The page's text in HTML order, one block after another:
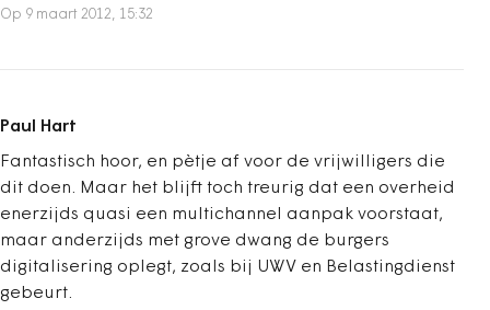
Op 9 maart 2012, 15:32
Paul Hart
Fantastisch hoor, en pètje af voor de vrijwilligers die
dit doen. Maar het blijft toch treurig dat een overheid
enerzijds quasi een multichannel aanpak voorstaat,
maar anderzijds met grove dwang de burgers
digitalisering oplegt, zoals bij UWV en Belastingdienst
gebeurt.